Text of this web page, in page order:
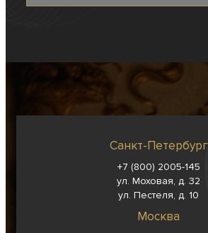
Санкт-Петербург
+7 (800) 2005-145
ул. Моховая, д. 32
ул. Пестеля, д. 10
Москва